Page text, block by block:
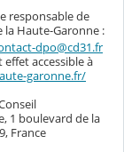
responsable de
Haute-Garonne :
dpo@cd31.fr
accessible à
garonne.fr/
1 boulevard de la
France